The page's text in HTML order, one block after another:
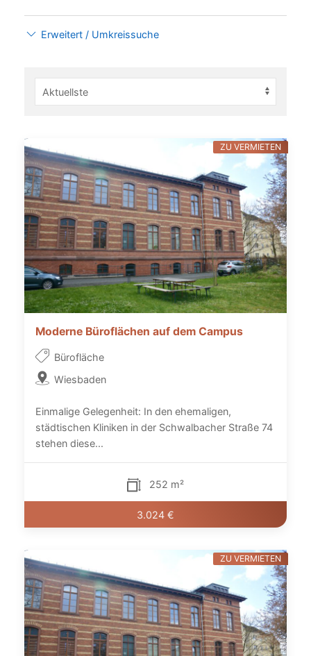
Erweitert / Umkreissuche
Moderne Büroflächen auf dem Campus
Bürofläche
Wiesbaden
Einmalige Gelegenheit: In den ehemaligen,
städtischen Kliniken in der Schwalbacher Straße 74
stehen diese...
252 m²
3.024 €
ZU VERMIETEN
ZU VERMIETEN